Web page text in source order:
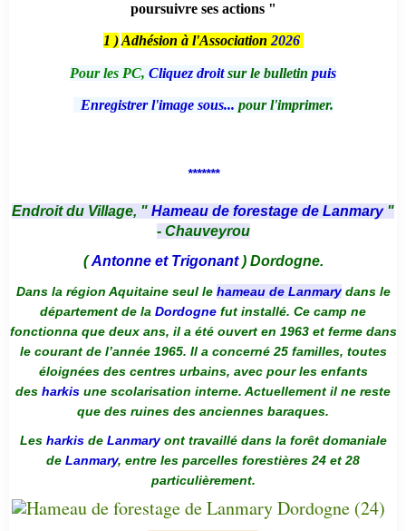
poursuivre ses actions "
1 )Adhésion à l'Association 2026
Pour les PC, Cliquez droitsur le bulletin puis
Enregistrer l'image sous... pour l'imprimer.
*******
Endroit du Village, " Hameau de forestage de Lanmary "
- Chauveyrou
(Antonne et Trigonant) Dordogne.
Dans la région Aquitaine seul le hameau de Lanmarydans le
département de la Dordogne fut installé. Ce camp ne
fonctionna que deux ans, il a été ouvert en 1963 et ferme dans
le courant de l’année 1965. Il a concerné 25 familles, toutes
éloignées des centres urbains, avec pour les enfants
des harkis une scolarisation interne. Actuellement il ne reste
que des ruines des anciennes baraques.
Les harkis de Lanmaryont travaillé dans la forêt domaniale
de Lanmary, entre les parcelles forestières 24 et 28
particulièrement.